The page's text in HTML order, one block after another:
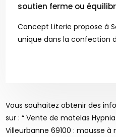
soutien ferme ou
Concept Literie propose à
unique dans la confection
adaptés à vos besoins
des solutions de
Vous souhaitez obtenir des
sur : “ Vente de matelas
Villeurbanne 69100 : mousse